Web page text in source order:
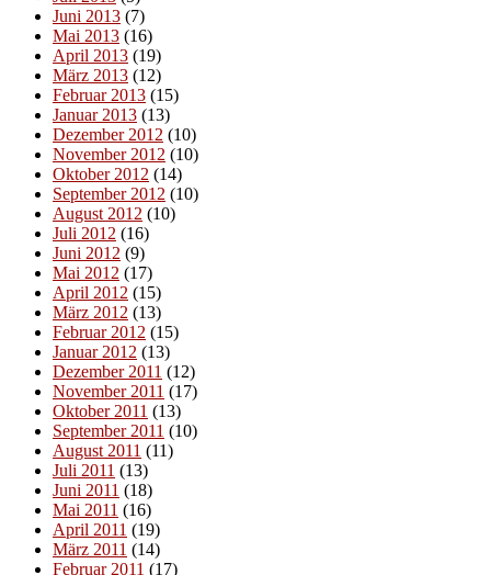
Juni 2013 (7)
Mai 2013 (16)
April 2013 (19)
März 2013 (12)
Februar 2013 (15)
Januar 2013 (13)
Dezember 2012 (10)
November 2012 (10)
Oktober 2012 (14)
September 2012 (10)
August 2012 (10)
Juli 2012 (16)
Juni 2012 (9)
Mai 2012 (17)
April 2012 (15)
März 2012 (13)
Februar 2012 (15)
Januar 2012 (13)
Dezember 2011 (12)
November 2011 (17)
Oktober 2011 (13)
September 2011 (10)
August 2011 (11)
Juli 2011 (13)
Juni 2011 (18)
Mai 2011 (16)
April 2011 (19)
März 2011 (14)
Februar 2011 (17)